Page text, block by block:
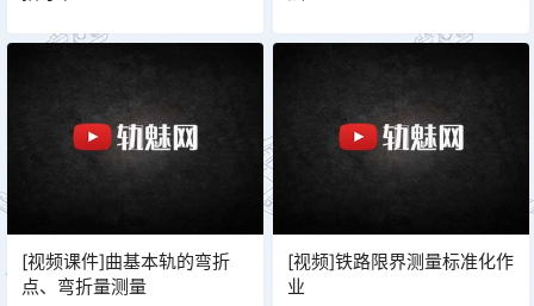
[视频课件]曲基本轨的弯折
点、弯折量测量
[视频]铁路限界测量标准化作
业